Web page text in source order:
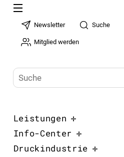
Newsletter Suche
Mitglied werden
Leistungen
Info-Center
Druckindustrie